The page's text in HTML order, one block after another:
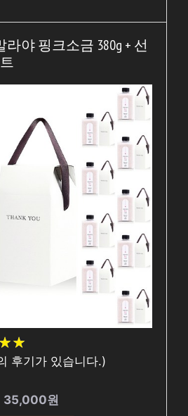
라야 핑크소금 380g + 선
★★
★★
후기가 있습니다.)
35,000원